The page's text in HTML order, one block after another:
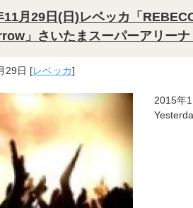
11月29日(日)レベッカ「
」さいたまスーパーアリーナ
29日 [レベッカ]
2015年